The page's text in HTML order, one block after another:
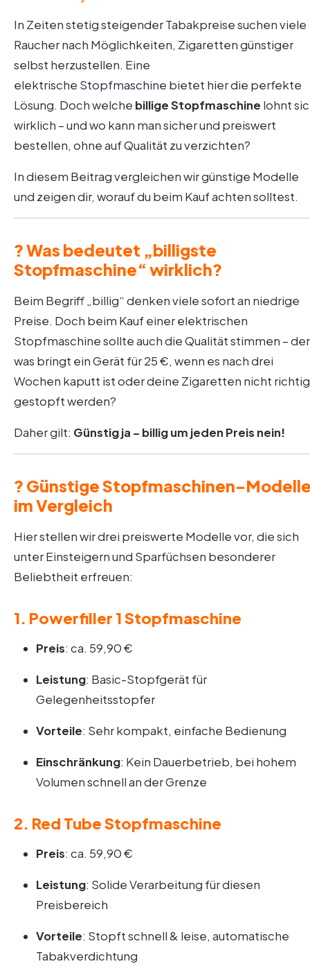
In Zeiten stetig steigender Tabakpreise suchen viele
Raucher nach Möglichkeiten, Zigaretten günstiger
selbst herzustellen. Eine
elektrische Stopfmaschine bietet hier die perfekte
Lösung. Doch welche billige Stopfmaschine lohnt
wirklich – und wo kann man sicher und preiswert
bestellen, ohne auf Qualität zu verzichten?
In diesem Beitrag vergleichen wir günstige Modelle
und zeigen dir, worauf du beim Kauf achten solltest.
? Was bedeutet „billigste
Stopfmaschine“ wirklich?
Beim Begriff „billig“ denken viele sofort an niedrige
Preise. Doch beim Kauf einer elektrischen
Stopfmaschine sollte auch die Qualität stimmen –
was bringt ein Gerät für 25 €, wenn es nach drei
Wochen kaputt ist oder deine Zigaretten nicht richtig
gestopft werden?
Daher gilt: Günstig ja – billig um jeden Preis nein!
? Günstige Stopfmaschinen-
im Vergleich
Hier stellen wir drei preiswerte Modelle vor, die sich
unter Einsteigern und Sparfüchsen besonderer
Beliebtheit erfreuen:
1. Powerfiller 1 Stopfmaschine
Preis: ca. 59,90 €
Leistung: Basic-Stopfgerät für
Gelegenheitsstopfer
Vorteile: Sehr kompakt, einfache Bedienung
Einschränkung: Kein Dauerbetrieb, bei hohem
Volumen schnell an der Grenze
2. Red Tube Stopfmaschine
Preis: ca. 59,90 €
Leistung: Solide Verarbeitung für diesen
Preisbereich
Vorteile: Stopft schnell & leise, automatische
Tabakverdichtung